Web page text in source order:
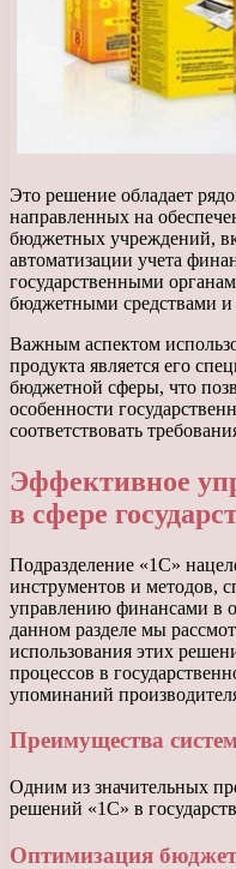
Это решение обладает
направленных на
бюджетных учреждений,
автоматизации учета
государственными
бюджетными средствами и
Важным аспектом
продукта является его
бюджетной сферы, что
особенности
соответствовать
Эффективное
в сфере
Подразделение «1С»
инструментов и методов,
управлению финансами в
данном разделе мы
использования этих
процессов в
упоминаний
Преимущества
Одним из значительных
решений «1С» в
Оптимизация